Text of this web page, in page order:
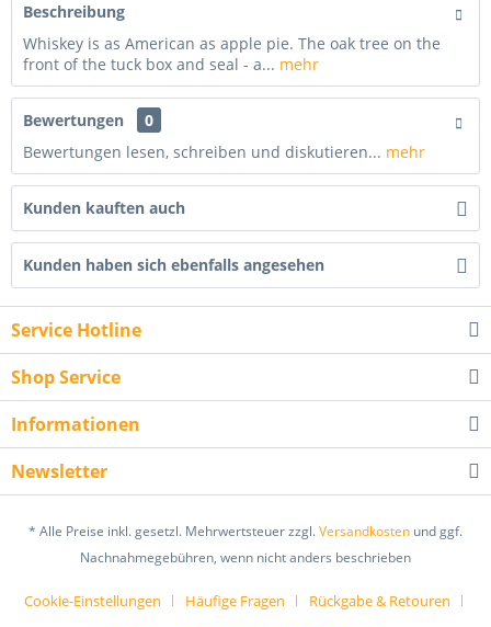
Beschreibung
Whiskey is as American as apple pie. The oak tree on the
front of the tuck box and seal - a... mehr
Bewertungen
0
Bewertungen lesen, schreiben und diskutieren... mehr
Kunden kauften auch
Kunden haben sich ebenfalls angesehen
Service Hotline
Shop Service
Informationen
Newsletter
* Alle Preise inkl. gesetzl. Mehrwertsteuer zzgl.Versandkosten und ggf.
Nachnahmegebühren, wenn nicht anders beschrieben
Cookie-Einstellungen Häufige Fragen
Rückgabe & Retouren